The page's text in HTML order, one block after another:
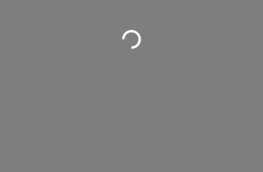
Loading...